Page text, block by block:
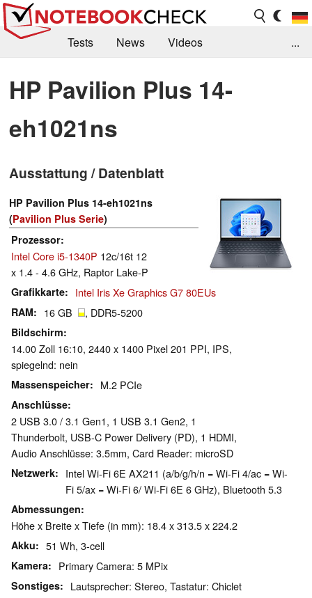
Tests News
Videos
Kaufberatung
Deals Suche
Jobs
Forum
...
HP Pavilion Plus 14-
eh1021ns
Ausstattung / Datenblatt
HP Pavilion Plus 14-eh1021ns
(Pavilion Plus Serie)
Prozessor
Intel Core i5-1340P 12c/16t 12
x 1.4 - 4.6 GHz, Raptor Lake-P
Grafikkarte Intel Iris Xe Graphics G7 80EUs
RAM 16 GB , DDR5-5200
Bildschirm
14.00 Zoll 16:10, 2440 x 1400 Pixel 201 PPI, IPS,
spiegelnd: nein
Massenspeicher M.2 PCIe
Anschlüsse
2 USB 3.0 / 3.1 Gen1, 1 USB 3.1 Gen2, 1
Thunderbolt, USB-C Power Delivery (PD), 1 HDMI,
Audio Anschlüsse: 3.5mm, Card Reader: microSD
Netzwerk
Intel Wi-Fi 6E AX211 (a/b/g/h/n = Wi-Fi 4/ac = Wi-
Fi 5/ax = Wi-Fi 6/ Wi-Fi 6E 6 GHz), Bluetooth 5.3
Abmessungen
Höhe x Breite x Tiefe (in mm): 18.4 x 313.5 x 224.2
Akku 51 Wh, 3-cell
Kamera Primary Camera: 5 MPix
Sonstiges Lautsprecher: Stereo, Tastatur: Chiclet